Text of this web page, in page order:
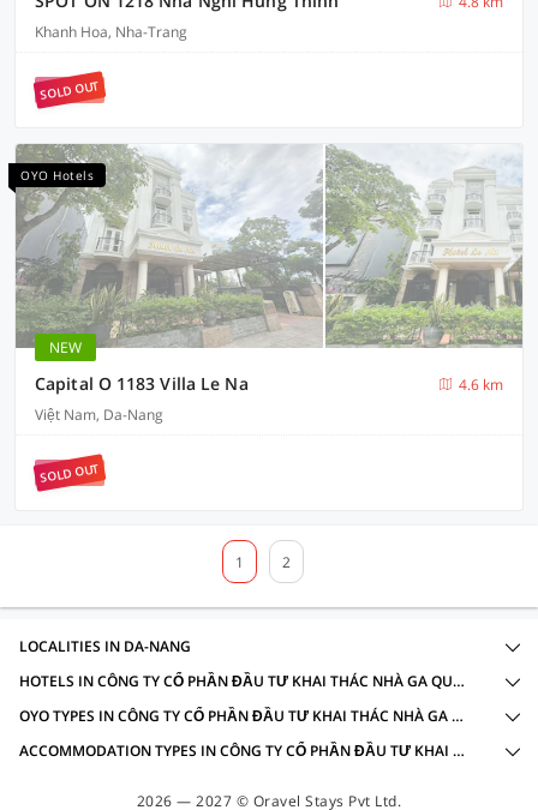
Khanh Hoa, Nha-Trang
SOLD OUT
OYO Hotels
NEW
Capital O 1183 Villa Le Na
4.6 km
Việt Nam, Da-Nang
SOLD OUT
1 2
LOCALITIES IN DA-NANG
HOTELS IN CÔNG TY CỔ PHẦN ĐẦU TƯ KHAI THÁC NHÀ GA QUỐC TẾ ĐÀ NẴNG, DA NANG WITH AMENITIES
OYO TYPES IN CÔNG TY CỔ PHẦN ĐẦU TƯ KHAI THÁC NHÀ GA QUỐC TẾ ĐÀ NẴNG, DA NANG
ACCOMMODATION TYPES IN CÔNG TY CỔ PHẦN ĐẦU TƯ KHAI THÁC NHÀ GA QUỐC TẾ ĐÀ NẴNG, DA NANG
2026 — 2027 © Oravel Stays Pvt Ltd.